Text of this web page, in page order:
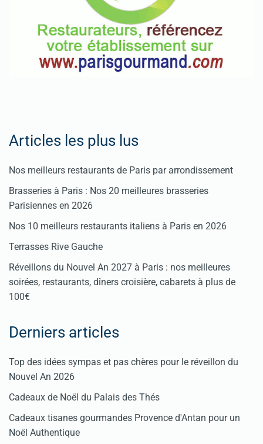
Articles les plus lus
Nos meilleurs restaurants de Paris par arrondissement
Brasseries à Paris : Nos 20 meilleures brasseries
Parisiennes en 2026
Nos 10 meilleurs restaurants italiens à Paris en 2026
Terrasses Rive Gauche
Réveillons du Nouvel An 2027 à Paris : nos meilleures
soirées, restaurants, dîners croisière, cabarets à plus de
100€
Derniers articles
Top des idées sympas et pas chères pour le réveillon du
Nouvel An 2026
Cadeaux de Noël du Palais des Thés
Cadeaux tisanes gourmandes Provence d'Antan pour un
Noël Authentique